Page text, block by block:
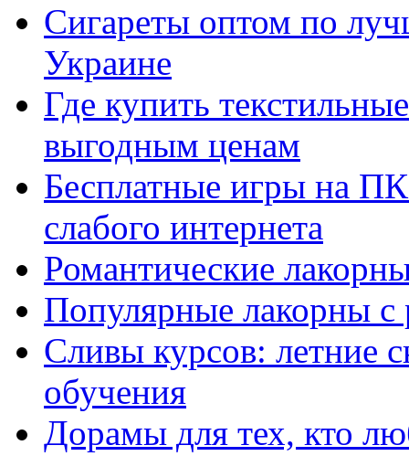
Сигареты оптом по
Украине
Где купить
выгодным ценам
Бесплатные игры на
слабого интернета
Романтические
Популярные лакорны с
Сливы курсов: летние
обучения
Дорамы для тех, кто